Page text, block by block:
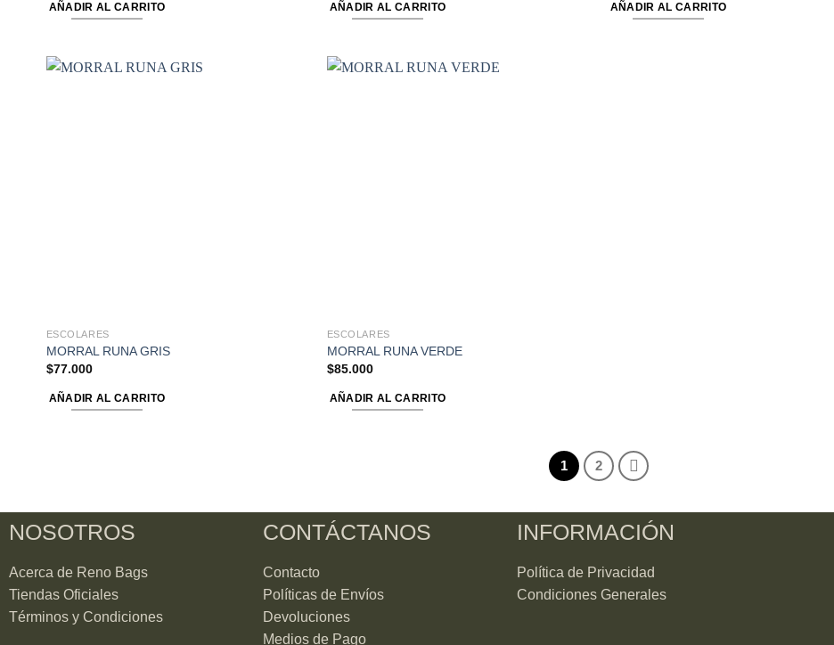
AÑADIR AL CARRITO AÑADIR AL CARRITO AÑADIR AL CARRITO
ESCOLARES
MORRAL RUNA GRIS
$77.000
AÑADIR AL CARRITO
ESCOLARES
MORRAL RUNA VERDE
$85.000
AÑADIR AL CARRITO
1 2
NOSOTROS
Acerca de Reno Bags
Tiendas Oficiales
Términos y Condiciones
CONTÁCTANOS
Contacto
Políticas de Envíos
Devoluciones
Medios de Pago
INFORMACIÓN
Política de Privacidad
Condiciones Generales